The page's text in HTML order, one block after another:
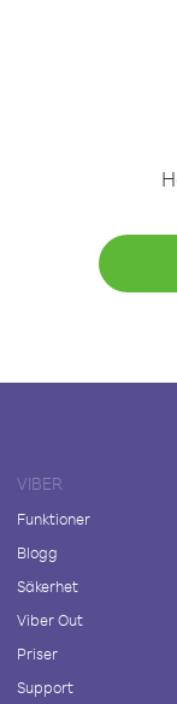
VIBER
Funktioner
Blogg
Säkerhet
Viber Out
Priser
Support